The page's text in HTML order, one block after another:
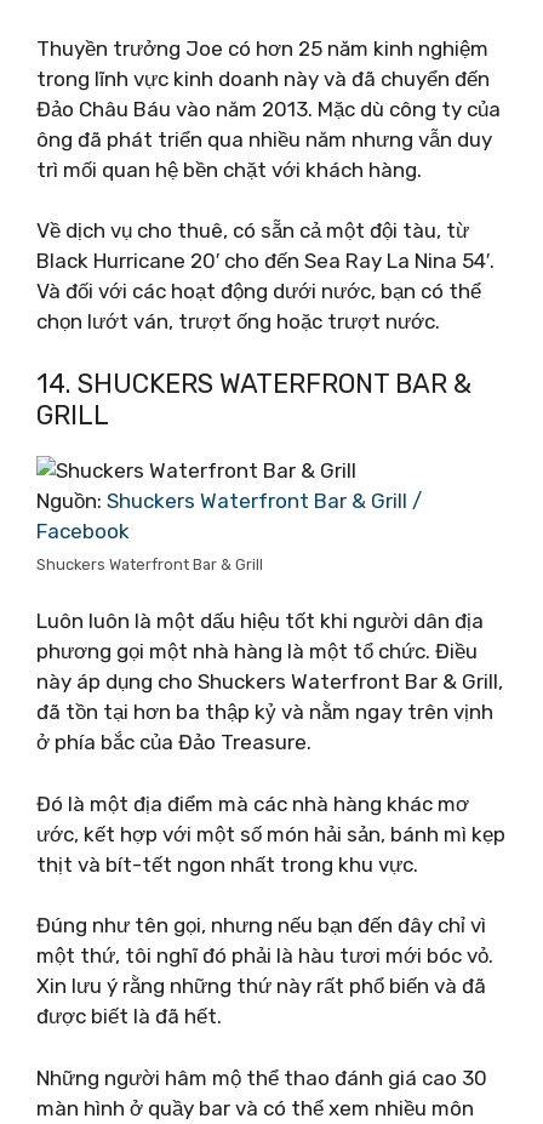
Thuyền trưởng Joe có hơn 25 năm kinh nghiệm
trong lĩnh vực kinh doanh này và đã chuyển đến
Đảo Châu Báu vào năm 2013. Mặc dù công ty của
ông đã phát triển qua nhiều năm nhưng vẫn duy
trì mối quan hệ bền chặt với khách hàng.
Về dịch vụ cho thuê, có sẵn cả một đội tàu, từ
Black Hurricane 20′ cho đến Sea Ray La Nina 54′.
Và đối với các hoạt động dưới nước, bạn có thể
chọn lướt ván, trượt ống hoặc trượt nước.
14. SHUCKERS WATERFRONT BAR &
GRILL
Nguồn: Shuckers Waterfront Bar & Grill /
Facebook
Shuckers Waterfront Bar & Grill
Luôn luôn là một dấu hiệu tốt khi người dân địa
phương gọi một nhà hàng là một tổ chức. Điều
này áp dụng cho Shuckers Waterfront Bar & Grill,
đã tồn tại hơn ba thập kỷ và nằm ngay trên vịnh
ở phía bắc của Đảo Treasure.
Đó là một địa điểm mà các nhà hàng khác mơ
ước, kết hợp với một số món hải sản, bánh mì kẹp
thịt và bít-tết ngon nhất trong khu vực.
Đúng như tên gọi, nhưng nếu bạn đến đây chỉ vì
một thứ, tôi nghĩ đó phải là hàu tươi mới bóc vỏ.
Xin lưu ý rằng những thứ này rất phổ biến và đã
được biết là đã hết.
Những người hâm mộ thể thao đánh giá cao 30
màn hình ở quầy bar và có thể xem nhiều môn